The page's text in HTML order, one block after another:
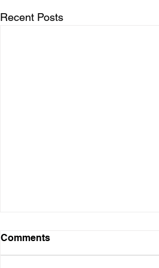
Recent Posts
Ena Murray deur die oë van
ander
Comments